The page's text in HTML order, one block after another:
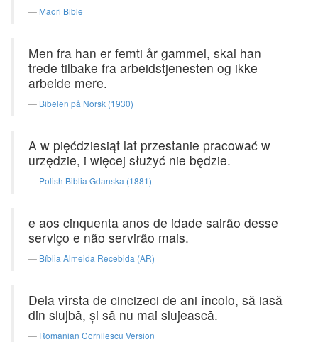
Maori Bible
Men fra han er femti år gammel, skal han
trede tilbake fra arbeidstjenesten og ikke
arbeide mere.
Bibelen på Norsk (1930)
A w pięćdziesiąt lat przestanie pracować w
urzędzie, i więcej służyć nie będzie.
Polish Biblia Gdanska (1881)
e aos cinquenta anos de idade sairão desse
serviço e não servirão mais.
Bíblia Almeida Recebida (AR)
Dela vîrsta de cincizeci de ani încolo, să iasă
din slujbă, şi să nu mai slujească.
Romanian Cornilescu Version